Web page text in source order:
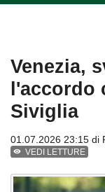
Venezia,
l'accordo
Siviglia
01.07.2026 23:15 di
VEDI LETTURE